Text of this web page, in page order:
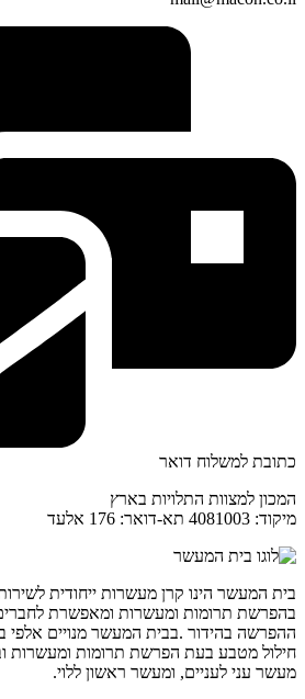
כתובת למשלוח דואר
המכון למצוות התלויות בארץ
מיקוד: 4081003 תא-דואר: 176 אלעד
בית המעשר הינו קרן מעשרות ייחודית
בהפרשת תרומות ומעשרות ומאפשרת
ההפרשה בהידור .בבית המעשר מנויים אלפי
חילול מטבע בעת הפרשת תרומות ומעשרות
מעשר עני לעניים, ומעשר ראשון ללוי.